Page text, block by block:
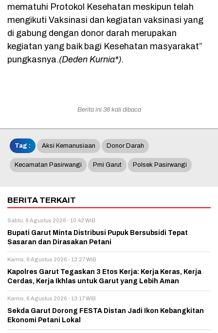
mematuhi Protokol Kesehatan meskipun telah
mengikuti Vaksinasi dan kegiatan vaksinasi yang
di gabung dengan donor darah merupakan
kegiatan yang baik bagi Kesehatan masyarakat”
pungkasnya.(Deden Kurnia*).
Berita ini 36 kali dibaca
Tag : Aksi Kemanusiaan Donor Darah
Kecamatan Pasirwangi Pmi Garut Polsek Pasirwangi
BERITA TERKAIT
Sabtu, 8 Agustus 2026 - 10:42 WIB
Bupati Garut Minta Distribusi Pupuk Bersubsidi Tepat
Sasaran dan Dirasakan Petani
Kamis, 6 Agustus 2026 - 13:27 WIB
Kapolres Garut Tegaskan 3 Etos Kerja: Kerja Keras, Kerja
Cerdas, Kerja Ikhlas untuk Garut yang Lebih Aman
Kamis, 6 Agustus 2026 - 13:17 WIB
Sekda Garut Dorong FESTA Distan Jadi Ikon Kebangkitan
Ekonomi Petani Lokal